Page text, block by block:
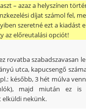
– azaz a helyszínen
díjat számol fel,
szeretné ezt a kiadást
az előreutalási opciót!
rovatbaszabadszavasan
utca, kapucsengő
később, 3 hét múlva
majd miután ez is
elküldi nekünk.